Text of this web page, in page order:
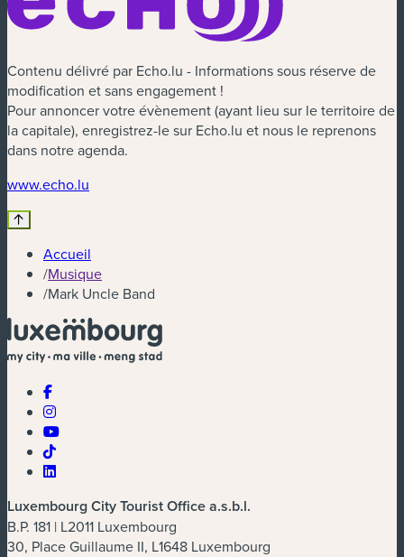
Contenu délivré par Echo.lu - Informations sous réserve de
modification et sans engagement !
Pour annoncer votre évènement (ayant lieu sur le territoire de
la capitale), enregistrez-le sur Echo.lu et nous le reprenons
dans notre agenda.
www.echo.lu
Accueil
/Musique
/Mark Uncle Band
Luxembourg City Tourist Office a.s.b.l.
B.P. 181 | L2011 Luxembourg
30, Place Guillaume II, L1648 Luxembourg